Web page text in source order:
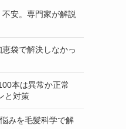
安。専門家が解説
袋で解決しなかっ
本は異常か正常
と対策
みを毛髪科学で解